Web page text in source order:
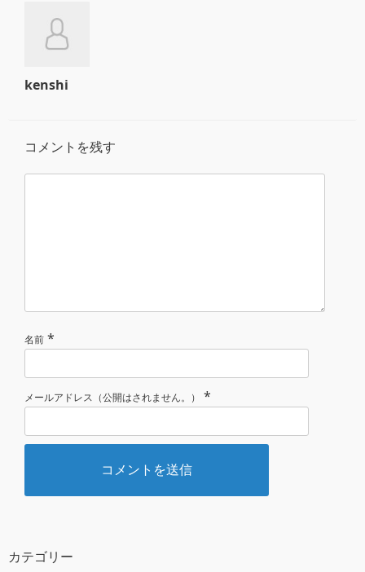
kenshi
コメントを残す
名前 *
メールアドレス（公開はされません。） *
カテゴリー